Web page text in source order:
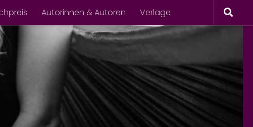
Autorinnen & Autoren Verlage